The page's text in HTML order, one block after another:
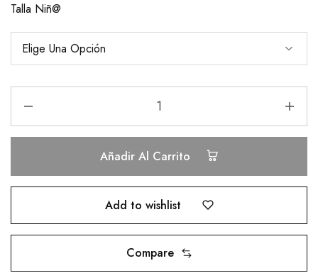
Talla Niñ@
Añadir Al Carrito
Add to wishlist
Compare